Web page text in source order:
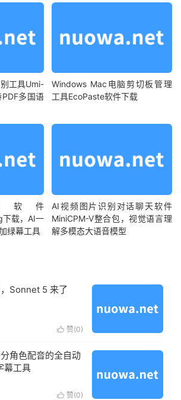
工具Umi-
多国语
Windows Mac电脑剪切板管理
工具EcoPaste软件下载
软件
载，AI一
绿幕工具
AI视频图片识别对话聊天软件
MiniCPM-V整合包，视觉语言理
解多模态大语音模型
Sonnet 5 来了
 赞(0)
角色配音的全自动
幕工具
 赞(0)